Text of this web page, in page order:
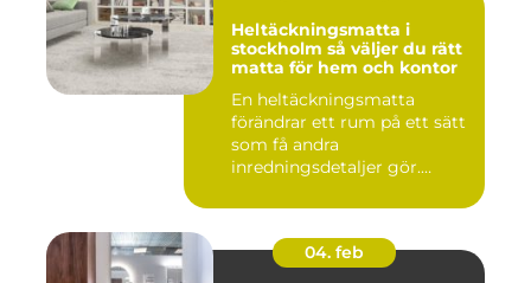
Heltäckningsmatta i
stockholm så väljer du rätt
matta för hem och kontor
En heltäckningsmatta
förändrar ett rum på ett sätt
som få andra
inredningsdetaljer gör.
04. feb